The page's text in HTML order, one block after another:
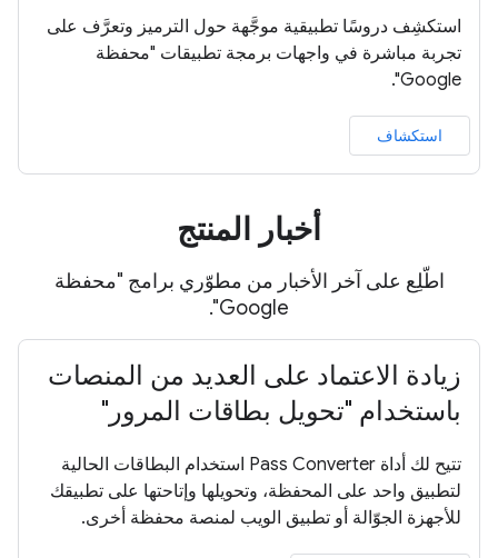
استكشِف دروسًا تطبيقية موجَّهة حول الترميز وتعرَّف على
تجربة مباشرة في واجهات برمجة تطبيقات "محفظة
Google".
استكشاف
أخبار المنتج
اطّلِع على آخر الأخبار من مطوّري برامج "محفظة
Google".
زيادة الاعتماد على العديد من المنصات
باستخدام "تحويل بطاقات المرور"
تتيح لك أداة Pass Converter استخدام البطاقات الحالية
لتطبيق واحد على المحفظة، وتحويلها وإتاحتها على تطبيقك
للأجهزة الجوّالة أو تطبيق الويب لمنصة محفظة أخرى.